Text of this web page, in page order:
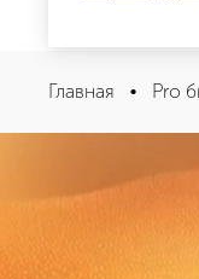
Главная • Pro